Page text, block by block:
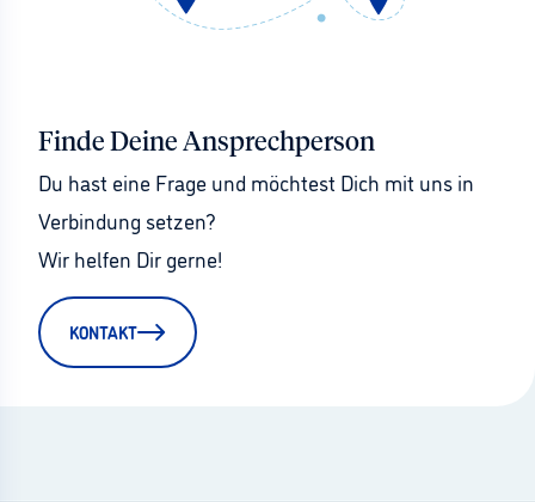
Finde Deine Ansprechperson
Du hast eine Frage und möchtest Dich mit uns in
Verbindung setzen?
Wir helfen Dir gerne!
KONTAKT